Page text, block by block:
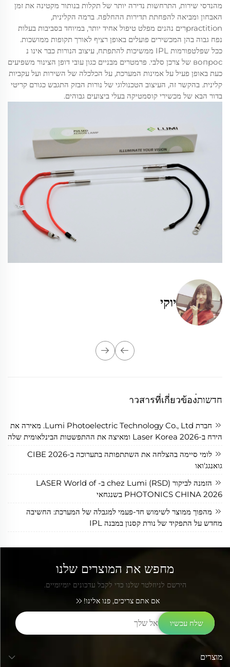
מהנדסי שירות, התרחשות נדירה יותר של תקלות בנותור מקטינה את זמן
האבחון ומביאה להפחתת תדירות ההחלפה. ברמה הקלינית,
practitionרים נהנים מפלט טיפול אחיד יותר, במיוחד בסביבות בעלות
נפח גבוה בהן המכשירים פועלים באופן רציף לאורך תקופות ממושכות.
ככל שפלטפורמות IPL ממשיכות להתפתח, עיצוב הנורות כבר אינו נ
вопрос של צרכן סלבי. פרמטרים מבניים כגון עובי דופן הצינור משפיעים
כעת באופן פעיל על אמינות המערכת, על הכלכלה של השירות ועל עקביות
קלינית. בהקשר זה, העיצוב הטכנולוגי של נורות הבזק התגבש כגורם קריטי
בדור הבא של מכשירי קוסמטיקה בעלי ביצועים גבוהים.
יוקי
חדשות่าวสารที่เกี่ยวข้อง
חברת Lumi Photoelectric Technology Co., Ltd. מאירה את
הירח ב-Laser Korea 2026 ומאיצה את ההתפשטות הבינלאומית שלה
לומי סיימה בהצלחה את השתתפותה בתערוכה ב-CIBE 2026
גואנגג'ואו
הזמנה לביקור chez Lumi (RSD) ב- LASER World of
PHOTONICS CHINA 2026 בשנגחאי
מהפוך ממוצר לשימוש חד-פעמי למגבלה של המערכת: החשיבה
מחדש על התפקיד של נורת קסנון במבנה IPL
מחפש את המוצרים שלנו
הירשם לניוזלטר שלנו כדי לקבל עדכונים יומיומיים.
אם אתם צריכים, פנו אלינו!
שלח עכשיו
מוצרים